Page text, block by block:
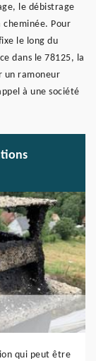
le débistrage
cheminée. Pour
le long du
dans le 78125, la
un ramoneur
à une société
qui peut être